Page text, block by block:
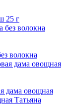
25 г
волокна
дама овощная